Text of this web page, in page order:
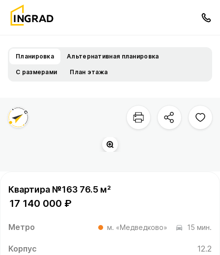
Планировка Альтернативная планировка
С размерами План этажа
Квартира №163 76.5 м²
17 140 000 ₽
Метро м. «Медведково» 15 мин.
Корпус 12.2